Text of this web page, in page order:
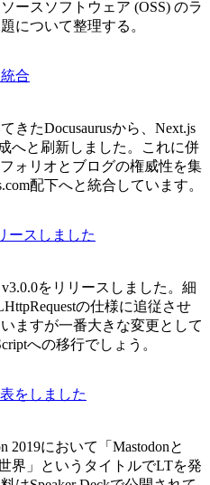
ースソフトウェア (OSS) のラ
について整理する。
合
きたDocusaurusから、Next.js
へと刷新しました。これに併
ォリオとブログの権威性を集
配下へと統合しています。
ースしました
をリリースしました。細
の仕様に追従させ
ますが一番大きな変更として
への移行でしょう。
をしました
2019において「Mastodonと
界」というタイトルでLTを発